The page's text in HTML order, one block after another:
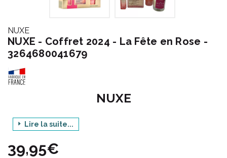
NUXE
NUXE - Coffret 2024 - La Fête en Rose -
3264680041679
NUXE
Gamme : COFFRET 2024
Produit : LA FÊTE EN ROSE
Lire la suite...
39,95€